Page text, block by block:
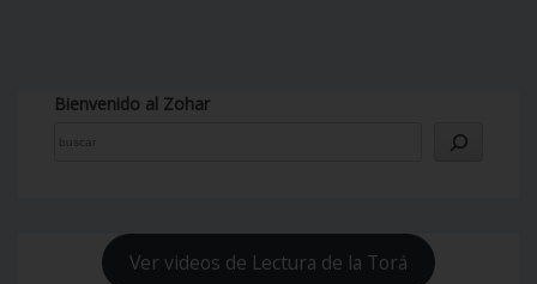
Bienvenido al Zohar
Ver videos de Lectura de la Torá